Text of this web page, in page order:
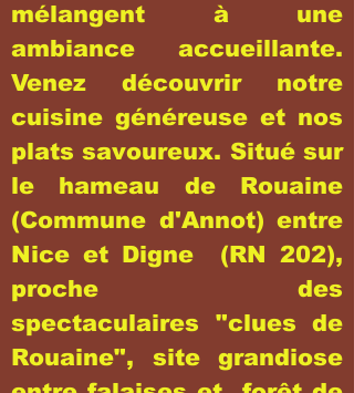
mélangent à une
ambiance accueillante.
Venez découvrir notre
cuisine généreuse et nos
plats savoureux. Situé sur
le hameau de Rouaine
(Commune d'Annot) entre
Nice et Digne (RN 202),
proche des
spectaculaires "clues de
Rouaine", site grandiose